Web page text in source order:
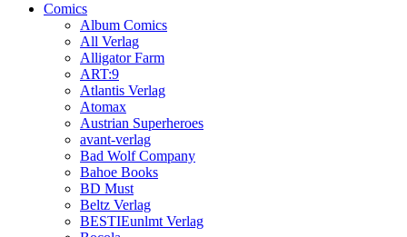
Comics
Album Comics
All Verlag
Alligator Farm
ART:9
Atlantis Verlag
Atomax
Austrian Superheroes
avant-verlag
Bad Wolf Company
Bahoe Books
BD Must
Beltz Verlag
BESTIEunlmt Verlag